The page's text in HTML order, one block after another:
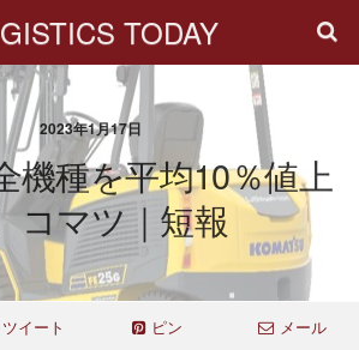
TODAY
2023年1月17日
機種を平均10％値上
コマツ｜短報
ツイート ピン メール